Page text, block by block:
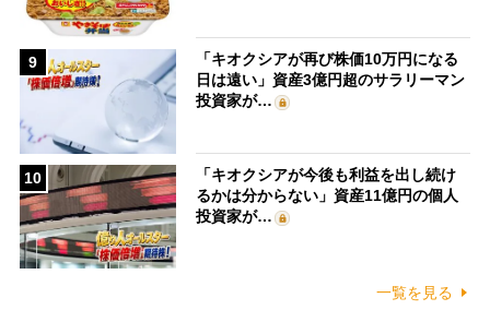
9
「キオクシアが再び株価10万円になる
日は遠い」資産3億円超のサラリーマン
投資家が…
10
「キオクシアが今後も利益を出し続け
るかは分からない」資産11億円の個人
投資家が…
一覧を見る